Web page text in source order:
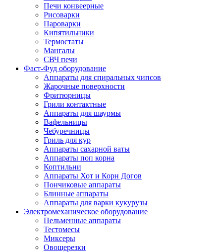
Печи конвеерные
Рисоварки
Пароварки
Кипятильники
Термостаты
Мангалы
СВЧ печи
Фаст-Фуд оборудование
Аппараты для спиральных чипсов
Жарочные поверхности
Фритюрницы
Грили контактные
Аппараты для шаурмы
Вафельницы
Чебуречницы
Гриль для кур
Аппараты сахарной ваты
Аппараты поп корна
Коптильни
Аппараты Хот и Корн Догов
Пончиковые аппараты
Блинные аппараты
Аппараты для варки кукурузы
Электромеханическое оборудование
Пельменные аппараты
Тестомесы
Миксеры
Овощерезки